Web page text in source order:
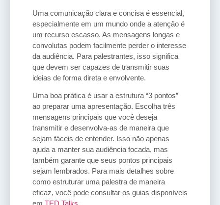
Uma comunicação clara e concisa é essencial,
especialmente em um mundo onde a atenção é
um recurso escasso. As mensagens longas e
convolutas podem facilmente perder o interesse
da audiência. Para palestrantes, isso significa
que devem ser capazes de transmitir suas
ideias de forma direta e envolvente.
Uma boa prática é usar a estrutura “3 pontos”
ao preparar uma apresentação. Escolha três
mensagens principais que você deseja
transmitir e desenvolva-as de maneira que
sejam fáceis de entender. Isso não apenas
ajuda a manter sua audiência focada, mas
também garante que seus pontos principais
sejam lembrados. Para mais detalhes sobre
como estruturar uma palestra de maneira
eficaz, você pode consultar os guias disponíveis